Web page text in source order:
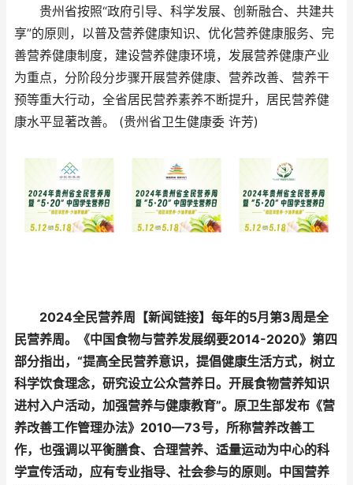
贵州省按照“政府引导、科学发展、创新融合、共建共
享”的原则，以普及营养健康知识、优化营养健康服务、完
善营养健康制度，建设营养健康环境，发展营养健康产业
为重点，分阶段分步骤开展营养健康、营养改善、营养干
预等重大行动，全省居民营养素养不断提升，居民营养健
康水平显著改善。 (贵州省卫生健康委 许芳)
2024全民营养周【新闻链接】每年的5月第3周是全
民营养周。《中国食物与营养发展纲要2014-2020》第四
部分指出，“提高全民营养意识，提倡健康生活方式，树立
科学饮食理念，研究设立公众营养日。开展食物营养知识
进村入户活动，加强营养与健康教育”。原卫生部发布《营
养改善工作管理办法》2010—73号，所称营养改善工
作，也强调以平衡膳食、合理营养、适量运动为中心的科
学宣传活动，应有专业指导、社会参与的原则。中国营养